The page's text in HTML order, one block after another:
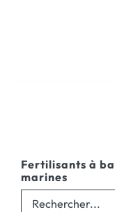
Fertilisants à
marines